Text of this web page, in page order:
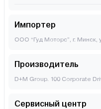
Импортер
ООО “Гуд Моторс”, г. Минск,
Производитель
D+M Group. 100 Corporate
Сервисный центр